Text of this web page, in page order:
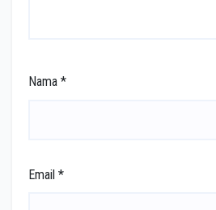
Nama *
Email *